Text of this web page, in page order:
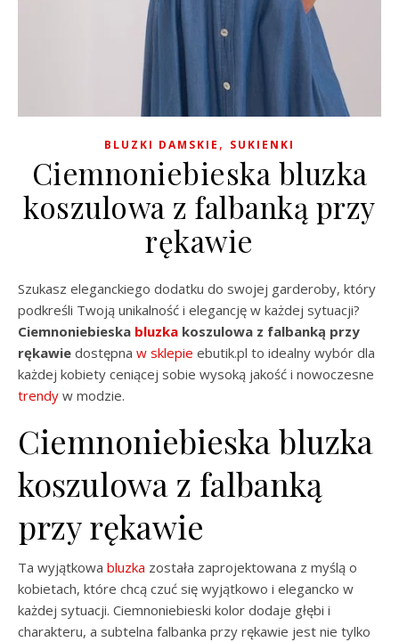
BLUZKI DAMSKIE , SUKIENKI
Ciemnoniebieska bluzka
koszulowa z falbanką przy
rękawie
Szukasz eleganckiego dodatku do swojej garderoby, który
podkreśli Twoją unikalność i elegancję w każdej sytuacji?
Ciemnoniebieska bluzka koszulowa z falbanką przy
rękawie dostępna w sklepie ebutik.pl to idealny wybór dla
każdej kobiety ceniącej sobie wysoką jakość i nowoczesne
trendy w modzie.
Ciemnoniebieska bluzka
koszulowa z falbanką
przy rękawie
Ta wyjątkowa bluzka została zaprojektowana z myślą o
kobietach, które chcą czuć się wyjątkowo i elegancko w
każdej sytuacji. Ciemnoniebieski kolor dodaje głębi i
charakteru, a subtelna falbanka przy rękawie jest nie tylko